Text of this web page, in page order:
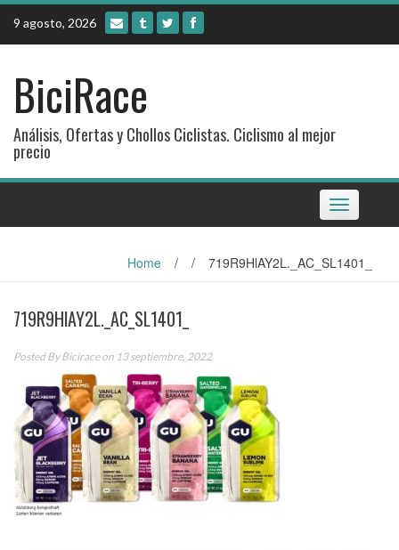
Skip
content
9 agosto, 2026
BiciRace
Análisis, Ofertas y Chollos Ciclistas. Ciclismo al mejor
precio
Toggle
navigation
Home / / 719R9HlAY2L._AC_SL1401_
719R9HlAY2L._AC_SL1401_
Posted ByBiciraceon 13 septiembre, 2022